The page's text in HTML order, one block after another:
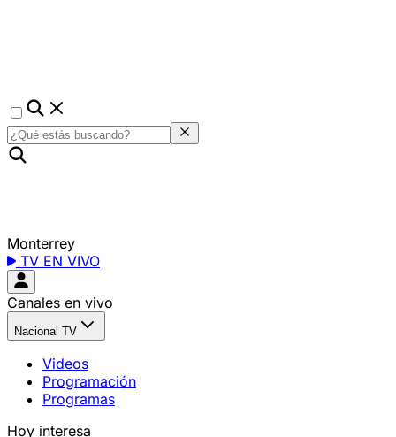
Monterrey
TV EN VIVO
Canales en vivo
Nacional TV
Videos
Programación
Programas
Hoy interesa